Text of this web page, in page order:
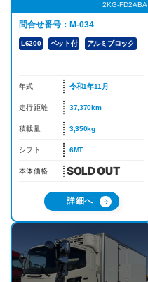
2KG-FD2ABA
問合せ番号：M-034
L6200 ベット付 アルミブロック
年式 令和1年11月
走行距離 37,370km
積載量 3,350kg
シフト 6MT
本体価格
詳細へ